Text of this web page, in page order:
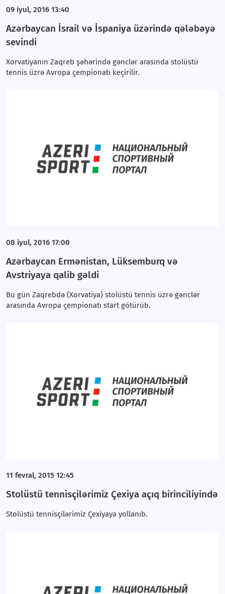
09 iyul, 2016 13:40
Azərbaycan İsrail və İspaniya üzərində qələbəyə
sevindi
Xorvatiyanın Zaqreb şəhərində gənclər arasında stolüstü
tennis üzrə Avropa çempionatı keçirilir.
08 iyul, 2016 17:00
Azərbaycan Ermənistan, Lüksemburq və
Avstriyaya qalib gəldi
Bu gün Zaqrebdə (Xorvatiya) stolüstü tennis üzrə gənclər
arasında Avropa çempionatı start götürüb.
11 fevral, 2015 12:45
Stolüstü tennisçilərimiz Çexiya açıq birinciliyində
Stolüstü tennisçilərimiz Çexiyaya yollanıb.